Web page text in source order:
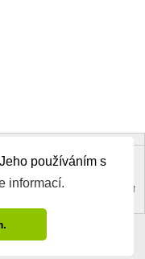
používáním s
informací.
2026.
. Back to Top ↑